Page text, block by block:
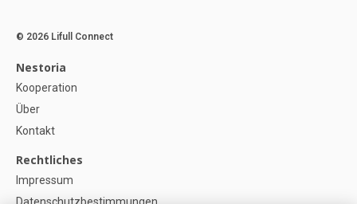
© 2026 Lifull Connect
Nestoria
Kooperation
Über
Kontakt
Rechtliches
Impressum